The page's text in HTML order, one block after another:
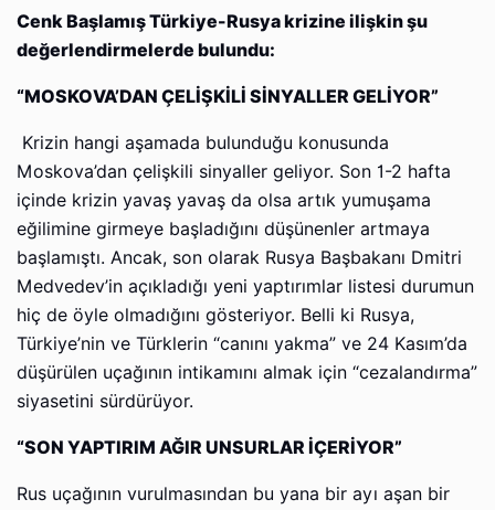
Cenk Başlamış Türkiye-Rusya krizine ilişkin şu
değerlendirmelerde bulundu:
“MOSKOVA’DAN ÇELİŞKİLİ SİNYALLER GELİYOR”
Krizin hangi aşamada bulunduğu konusunda
Moskova’dan çelişkili sinyaller geliyor. Son 1-2 hafta
içinde krizin yavaş yavaş da olsa artık yumuşama
eğilimine girmeye başladığını düşünenler artmaya
başlamıştı. Ancak, son olarak Rusya Başbakanı Dmitri
Medvedev’in açıkladığı yeni yaptırımlar listesi durumun
hiç de öyle olmadığını gösteriyor. Belli ki Rusya,
Türkiye’nin ve Türklerin “canını yakma” ve 24 Kasım’da
düşürülen uçağının intikamını almak için “cezalandırma”
siyasetini sürdürüyor.
“SON YAPTIRIM AĞIR UNSURLAR İÇERİYOR”
Rus uçağının vurulmasından bu yana bir ayı aşan bir